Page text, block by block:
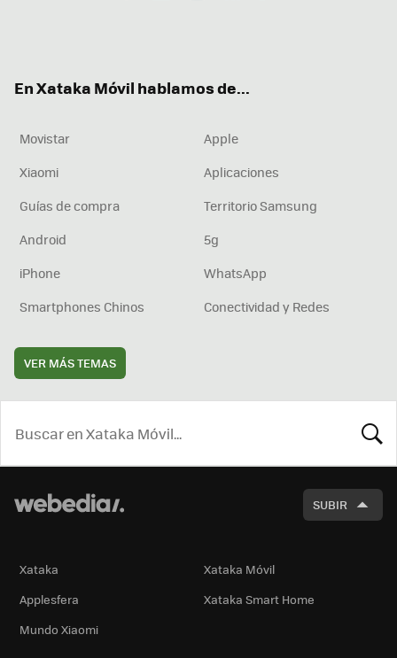
En Xataka Móvil hablamos de...
Movistar
Apple
Xiaomi
Aplicaciones
Guías de compra
Territorio Samsung
Android
5g
iPhone
WhatsApp
Smartphones Chinos
Conectividad y Redes
VER MÁS TEMAS
SUBIR
Xataka
Xataka Móvil
Applesfera
Xataka Smart Home
Mundo Xiaomi